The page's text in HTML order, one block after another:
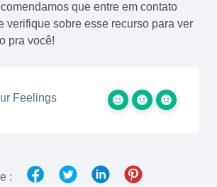
que entre em contato
verifique sobre esse recurso para ver
pra você!
Feelings
: